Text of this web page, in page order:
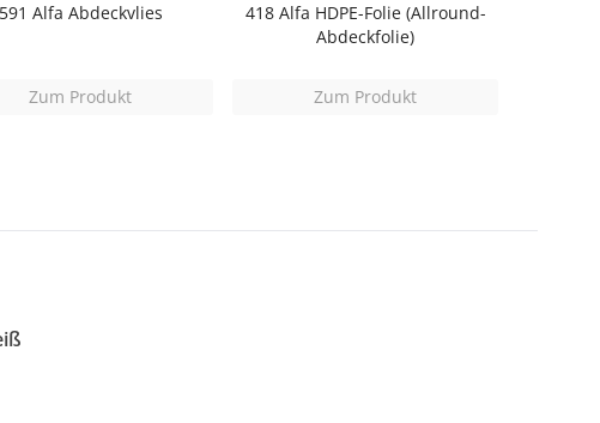
591 Alfa Abdeckvlies
Zum Produkt
418 Alfa HDPE-Folie (Allround-
Abdeckfolie)
Zum Produkt